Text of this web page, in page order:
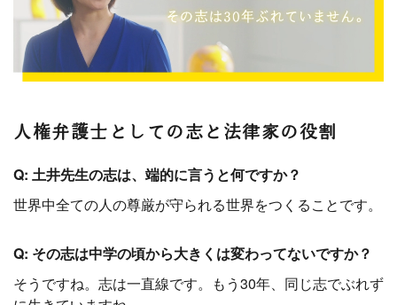
人権弁護士としての志と法律家の役割
Q: 土井先生の志は、端的に言うと何ですか？
世界中全ての人の尊厳が守られる世界をつくることです。
Q: その志は中学の頃から大きくは変わってないですか？
そうですね。志は一直線です。もう30年、同じ志でぶれず